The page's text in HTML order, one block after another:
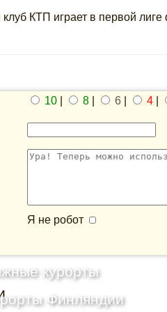
КТП играет в первой
10| 8| 6| 4|
Я не робот
курорты
Финляндии